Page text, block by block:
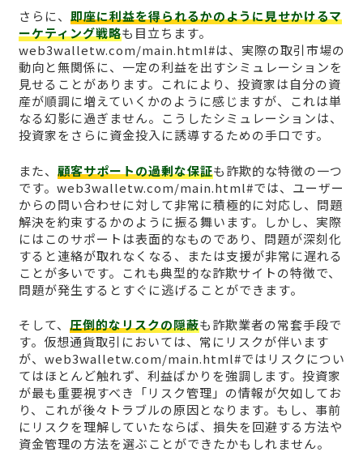
さらに、 即座に利益を得られるかのように見せかけるマ
ーケティング戦略も目立ちます。
web3walletw.com/main.html#は、実際の取引市場の
動向と無関係に、一定の利益を出すシミュレーションを
見せることがあります。これにより、投資家は自分の資
産が順調に増えていくかのように感じますが、これは単
なる幻影に過ぎません。こうしたシミュレーションは、
投資家をさらに資金投入に誘導するための手口です。
また、 顧客サポートの過剰な保証も詐欺的な特徴の一つ
です。web3walletw.com/main.html#では、ユーザー
からの問い合わせに対して非常に積極的に対応し、問題
解決を約束するかのように振る舞います。しかし、実際
にはこのサポートは表面的なものであり、問題が深刻化
すると連絡が取れなくなる、または支援が非常に遅れる
ことが多いです。これも典型的な詐欺サイトの特徴で、
問題が発生するとすぐに逃げることができます。
そして、 圧倒的なリスクの隠蔽も詐欺業者の常套手段で
す。仮想通貨取引においては、常にリスクが伴います
が、web3walletw.com/main.html#ではリスクについ
てはほとんど触れず、利益ばかりを強調します。投資家
が最も重要視すべき「リスク管理」の情報が欠如してお
り、これが後々トラブルの原因となります。もし、事前
にリスクを理解していたならば、損失を回避する方法や
資金管理の方法を選ぶことができたかもしれません。